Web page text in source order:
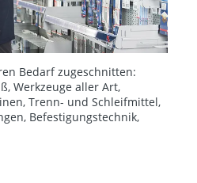
Bedarf zugeschnitten:
Werkzeuge aller Art,
Trenn- und Schleifmittel,
Befestigungstechnik,